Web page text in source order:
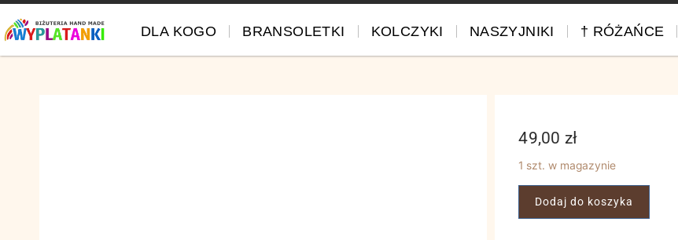
DLA KOGO BRANSOLETKI KOLCZYKI NASZYJNIKI † RÓŻAŃCE
49,00 zł
1 szt. w magazynie
Dodaj do koszyka